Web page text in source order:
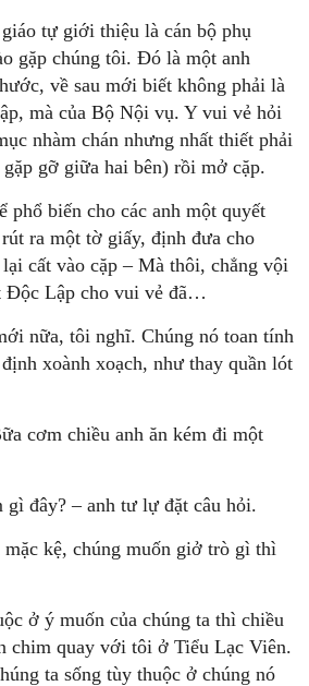
tự giới thiệu là cán bộ phụ
gặp chúng tôi. Ðó là một anh
về sau mới biết không phải là
mà của Bộ Nội vụ. Y vui vẻ hỏi
nhàm chán nhưng nhất thiết phải
gỡ giữa hai bên) rồi mở cặp.
phổ biến cho các anh một quyết
ra một tờ giấy, định đưa cho
cất vào cặp – Mà thôi, chẳng vội
Ðộc Lập cho vui vẻ đã…
nữa, tôi nghĩ. Chúng nó toan tính
xoành xoạch, như thay quần lót
cơm chiều anh ăn kém đi một
gì đây? – anh tư lự đặt câu hỏi.
kệ, chúng muốn giở trò gì thì
ở ý muốn của chúng ta thì chiều
chim quay với tôi ở Tiểu Lạc Viên.
ta sống tùy thuộc ở chúng nó